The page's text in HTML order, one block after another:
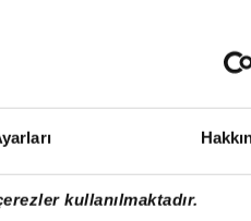
kullanılmaktadır.